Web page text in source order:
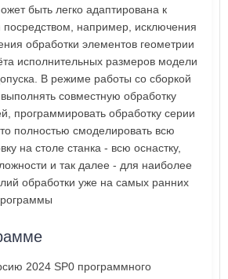
быть легко адаптирована к
посредством, например, исключения
обработки элементов геометрии
исполнительных размеров модели
В режиме работы со сборкой
совместную обработку
программировать обработку серии
полностью смоделировать всю
на столе станка - всю оснастку,
и так далее - для наиболее
обработки уже на самых ранних
2024 SP0 программного